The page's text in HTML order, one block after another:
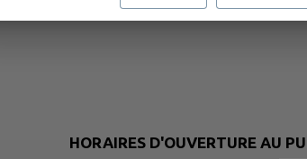
HORAIRES D'OUVERTURE AU